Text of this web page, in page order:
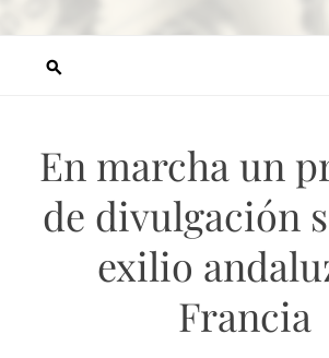
En marcha un
de divulgación
exilio
Francia